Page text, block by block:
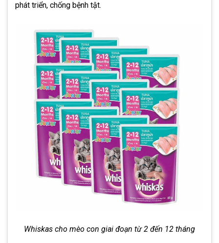
phát triển, chống bệnh tật.
Whiskas cho mèo con giai đoạn từ 2 đến 12 tháng